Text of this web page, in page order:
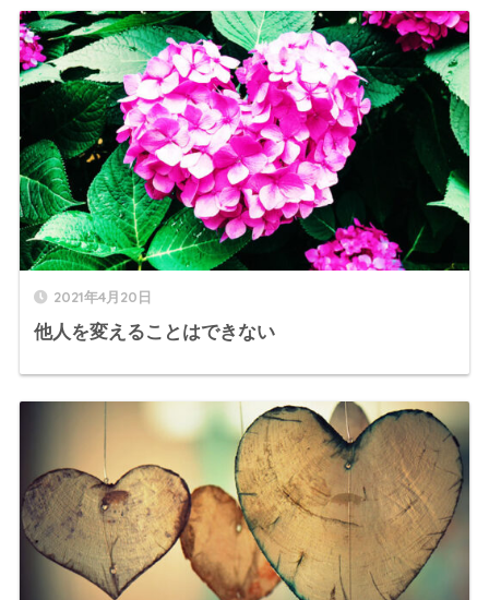
2021年4月20日
他人を変えることはできない